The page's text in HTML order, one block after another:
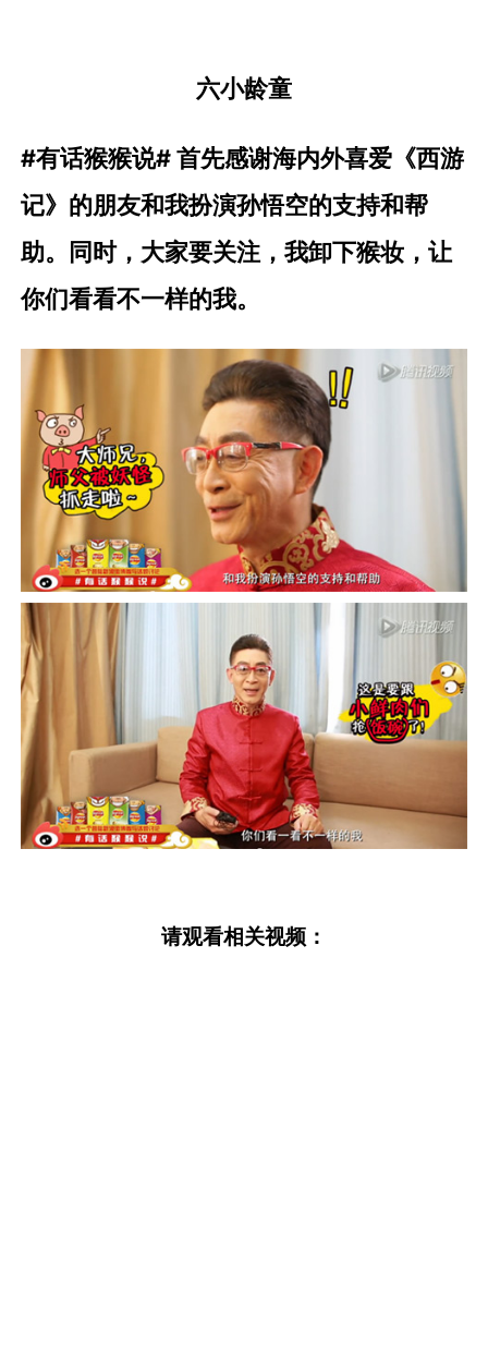
六小龄童
#有话猴猴说#首先感谢海内外喜爱《西游
记》的朋友和我扮演孙悟空的支持和帮
助。 同时，大家要关注，我卸下猴妆，让
你们看看不一样的我。
请观看相关视频：